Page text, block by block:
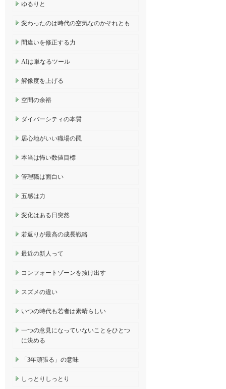
ゆるりと
変わったのは時代の空気なのかそれとも
間違いを修正する力
AIは単なるツール
解像度を上げる
空間の余裕
ダイバーシティの本質
居心地がいい職場の罠
本当は怖い数値目標
管理職は面白い
五感は力
変化はある日突然
若返りが最高の成長戦略
最近の新人って
コンフォートゾーンを抜け出す
スズメの違い
いつの時代も若者は素晴らしい
一つの意見になっていないことをひとつ
に決める
「3年頑張る」の意味
しっとりしっとり